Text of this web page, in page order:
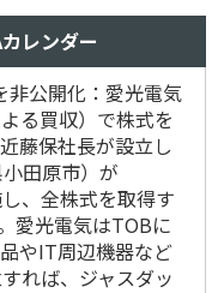
レンダー
非公開化：愛光電気
る買収）で株式を
藤保社長が設立し
田原市）が
、全株式を取得す
愛光電気はTOBに
やIT周辺機器など
れば、ジャスダッ